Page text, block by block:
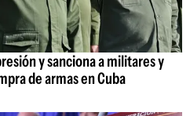
y sanciona a militares y
de armas en Cuba